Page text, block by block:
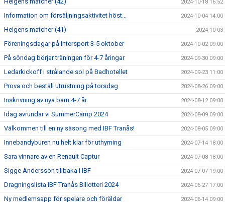
2024-10-18 16:52
Information om försäljningsaktivitet höst... 2024-10-04 14:00
Helgens matcher (41) 2024-10-03
Föreningsdagar på Intersport 3-5 oktober 2024-10-02 09:00
På söndag börjar träningen för 4-7 åringar 2024-09-30 09:00
Ledarkickoff i strålande sol på Badhotellet 2024-09-23 11:00
Prova och beställ utrustning på torsdag 2024-08-26 09:00
Inskrivning av nya barn 4-7 år 2024-08-12 09:00
Idag avrundar vi SummerCamp 2024 2024-08-09 09:00
Välkommen till en ny säsong med IBF Tranås! 2024-08-05 09:00
Innebandyburen nu helt klar för uthyrning 2024-07-14 18:00
Sara vinnare av en Renault Captur 2024-07-08 18:00
Sigge Andersson tillbaka i IBF 2024-07-07 19:00
Dragningslista IBF Tranås Billotteri 2024 2024-06-27 17:00
Ny medlemsapp för spelare och föräldar 2024-06-14 09:00